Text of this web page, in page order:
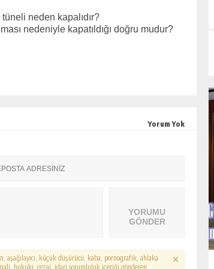
neden kapalıdır?
nedeniyle kapatıldığı doğru mudur?
Yorum Yok
YORUMU
GÖNDER
aşağılayıcı, küçük düşürücü, kaba, pornografik, ahlaka
hukuki, cezai, idari sorumluluk içeriği gönderen